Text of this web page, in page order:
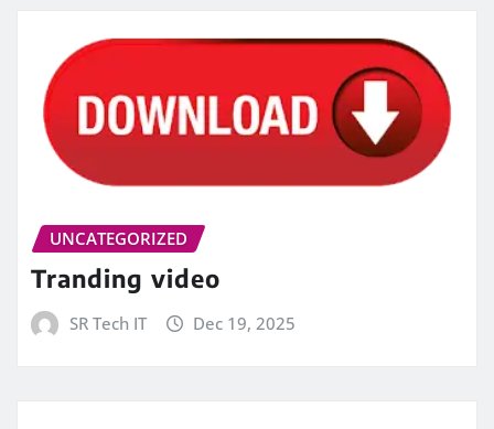
UNCATEGORIZED
Tranding video
SR Tech IT Dec 19, 2025